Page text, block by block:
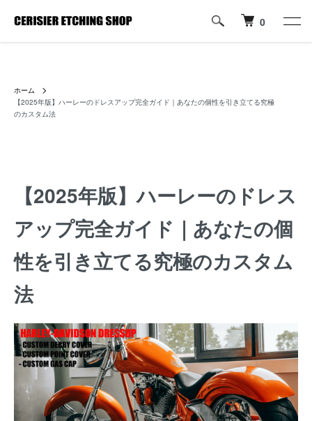
0
ホーム
【2025年版】ハーレーのドレスアップ完全ガイド｜あなたの個性を引き立てる究極
のカスタム法
【2025年版】ハーレーのドレス
アップ完全ガイド｜あなたの個
性を引き立てる究極のカスタム
法